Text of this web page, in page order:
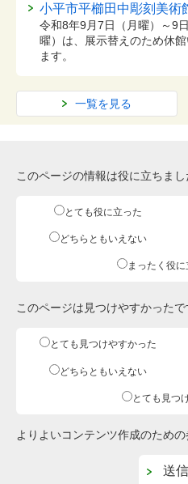
一覧を見る
小平市平櫛田中彫刻美術
令和8年9月7日（月曜）～9
曜）は、展示替えのため休館
ます。
このページの情報は役に立ちまし
とても役に立った
どちらともいえない
まったく役
このページは見つけやすかったで
とても見つけやすかった
どちらともいえない
とても見つ
よりよいコンテンツ作成のため